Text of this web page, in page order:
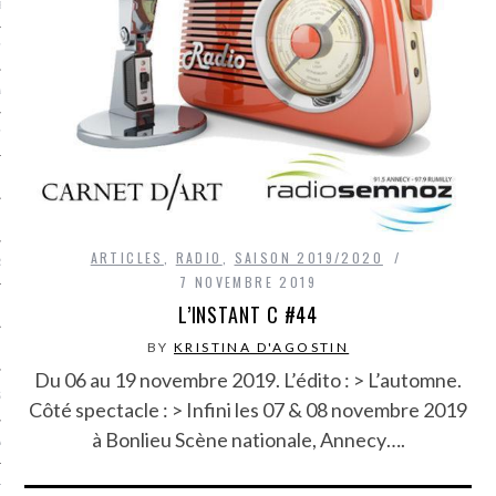
GUERRE
ARTICLES RADIO
SAISON 2019/2020
7 NOVEMBRE 2019
L’INSTANT C #44
BY KRISTINA D'AGOSTIN
Du 06 au 19 novembre 2019. L’édito : > L’automne.
Côté spectacle : > Infini les 07 & 08 novembre 2019
à Bonlieu Scène nationale, Annecy….